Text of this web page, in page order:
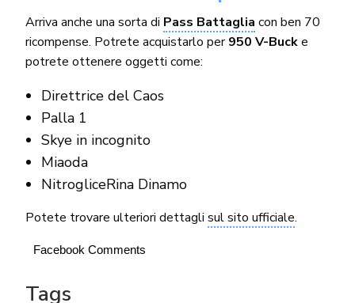
Arriva anche una sorta di Pass Battaglia con ben 70
ricompense. Potrete acquistarlo per950 V-Bucke
potrete ottenere oggetti come:
Direttrice del Caos
Palla 1
Skye in incognito
Miaoda
NitrogliceRina Dinamo
Potete trovare ulteriori dettaglisul sito ufficiale.
Facebook Comments
Tags